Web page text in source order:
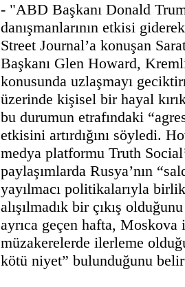
- "ABD Başkanı Donald
danışmanlarının etkisi
Street Journal’a konuşan
Başkanı Glen Howard,
konusunda uzlaşmayı
üzerinde kişisel bir hayal
bu durumun etrafındaki
etkisini artırdığını söyledi.
medya platformu Truth
paylaşımlarda Rusya’nın
yayılmacı politikalarıyla
alışılmadık bir çıkış
ayrıca geçen hafta, Moskova
müzakerelerde ilerleme
kötü niyet” bulunduğunu